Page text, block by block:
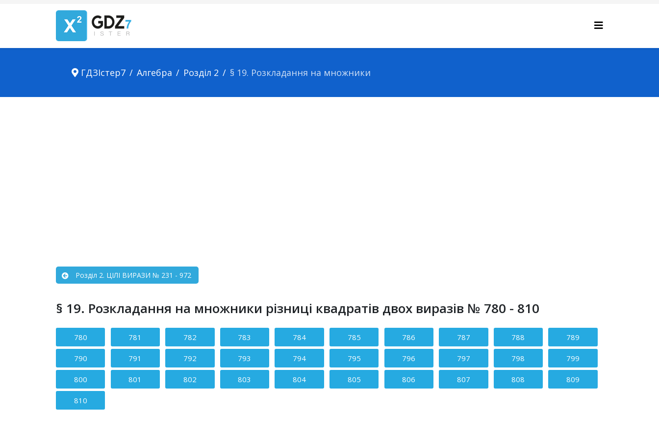
ГДЗІстер7 Алгебра Розділ 2 § 19. Розкладання на множники
Розділ 2. ЦІЛІ ВИРАЗИ № 231 - 972
§ 19. Розкладання на множники різниці квадратів двох виразів № 780 - 810
Зміст статті
780 781 782 783 784 785 786 787 788 789
790 791 792 793 794 795 796 797 798 799
800 801 802 803 804 805 806 807 808 809
810